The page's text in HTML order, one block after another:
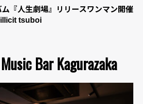
『人生劇場』リリースワンマン開催
tsuboi
Bar Kagurazaka